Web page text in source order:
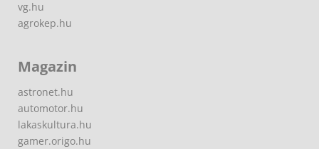
vg.hu
agrokep.hu
Magazin
astronet.hu
automotor.hu
lakaskultura.hu
gamer.origo.hu